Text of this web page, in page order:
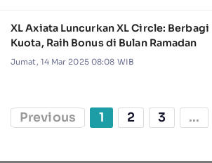
XL Axiata Luncurkan XL Circle: Berbagi
Kuota, Raih Bonus di Bulan Ramadan
Jumat, 14 Mar 2025 08:08 WIB
Previous 1 2 3 ...